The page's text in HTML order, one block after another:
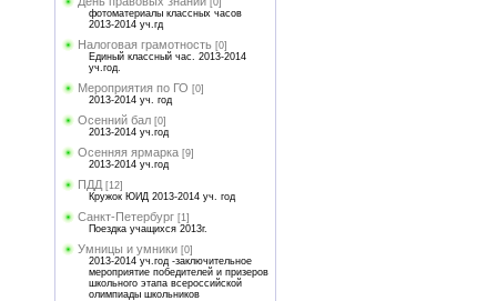
[0]
фотоматериалы классных часов
2013-2014 уч.гд
Налоговая грамотность [0]
Единый классный час. 2013-2014
уч.год.
Мероприятия по ГО [0]
2013-2014 уч. год
Осенний бал [0]
2013-2014 уч.год
Осенняя ярмарка [9]
2013-2014 уч.год
ПДД [12]
Кружок ЮИД 2013-2014 уч. год
Санкт-Петербург [1]
Поездка учащихся 2013г.
Умницы и умники [0]
2013-2014 уч.год -заключительное
мероприятие победителей и призеров
школьного этапа всероссийской
олимпиады школьников